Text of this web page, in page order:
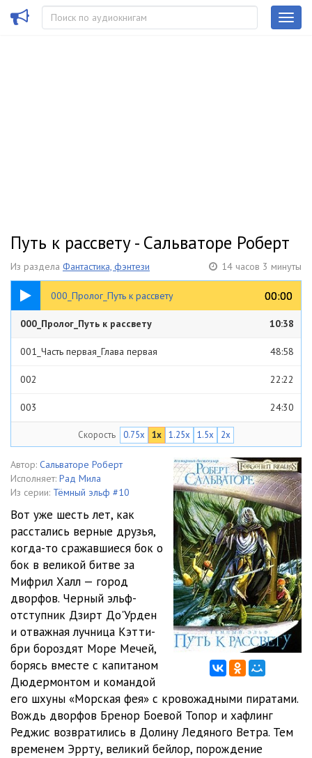
Путь к рассвету - Сальваторе Роберт
Из раздела Фантастика, фэнтези 14 часов 3 минуты
000_Пролог_Путь к рассвету 00:00
00:00
10:38
000_Пролог_Путь к рассвету 10:38
001_Часть первая_Глава первая 48:58
002 22:22
003 24:30
005 18:16
006 16:59
007_Часть вторая_Глава 7 58:18
008 34:44
009 1:01:12
010 29:21
011 29:20
013_Часть третья_Глава 13
014 28:53
015
Скорость 0.75x 1x 1.25x 1.5x 2x
Автор: Сальваторе Роберт
Исполняет: Рад Мила
Из серии: Тёмный эльф #10
Вот уже шесть лет, как
расстались верные друзья,
когда-то сражавшиеся бок о
бок в великой битве за
Мифрил Халл — город
дворфов. Черный эльф-
отступник Дзирт До'Урден
и отважная лучница Кэтти-
бри бороздят Море Мечей,
борясь вместе с капитаном
Дюдермонтом и командой
его шхуны «Морская фея» с кровожадными пиратами.
Вождь дворфов Бренор Боевой Топор и хафлинг
Реджис возвратились в Долину Ледяного Ветра. Тем
временем Эррту, великий бейлор, порождение